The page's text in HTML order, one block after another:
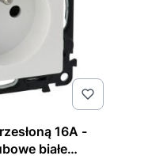
16A -
białe